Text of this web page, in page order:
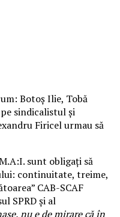
Botoș Ilie, Tobă
sindicalistul și
Firicel urmau să
sunt obligați să
continuitate, treime,
CAB-SCAF
SPRD și al
nu e de mirare că în